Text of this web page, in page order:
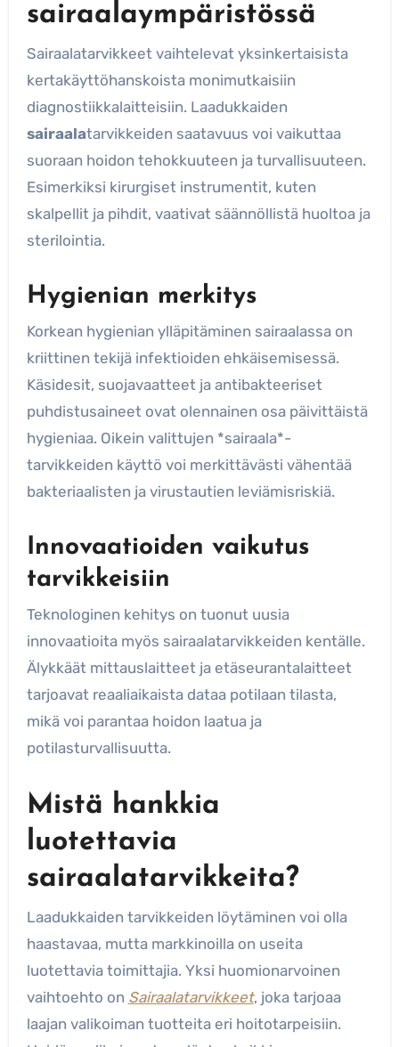
sairaalaympäristössä
Sairaalatarvikkeet vaihtelevat yksinkertaisista
kertakäyttöhanskoista monimutkaisiin
diagnostiikkalaitteisiin. Laadukkaiden
sairaalatarvikkeiden saatavuus voi vaikuttaa
suoraan hoidon tehokkuuteen ja turvallisuuteen.
Esimerkiksi kirurgiset instrumentit, kuten
skalpellit ja pihdit, vaativat säännöllistä huoltoa ja
sterilointia.
Hygienian merkitys
Korkean hygienian ylläpitäminen sairaalassa on
kriittinen tekijä infektioiden ehkäisemisessä.
Käsidesit, suojavaatteet ja antibakteeriset
puhdistusaineet ovat olennainen osa päivittäistä
hygieniaa. Oikein valittujen *sairaala*-
tarvikkeiden käyttö voi merkittävästi vähentää
bakteriaalisten ja virustautien leviämisriskiä.
Innovaatioiden vaikutus
tarvikkeisiin
Teknologinen kehitys on tuonut uusia
innovaatioita myös sairaalatarvikkeiden kentälle.
Älykkäät mittauslaitteet ja etäseurantalaitteet
tarjoavat reaaliaikaista dataa potilaan tilasta,
mikä voi parantaa hoidon laatua ja
potilasturvallisuutta.
Mistä hankkia
luotettavia
sairaalatarvikkeita?
Laadukkaiden tarvikkeiden löytäminen voi olla
haastavaa, mutta markkinoilla on useita
luotettavia toimittajia. Yksi huomionarvoinen
vaihtoehto on Sairaalatarvikkeet, joka tarjoaa
laajan valikoiman tuotteita eri hoitotarpeisiin.